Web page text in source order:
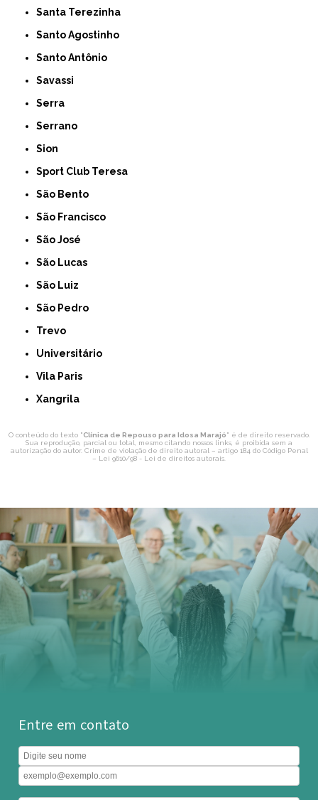
Santa Terezinha
Santo Agostinho
Santo Antônio
Savassi
Serra
Serrano
Sion
Sport Club Teresa
São Bento
São Francisco
São José
São Lucas
São Luiz
São Pedro
Trevo
Universitário
Vila Paris
Xangrila
O conteúdo do texto "Clínica de Repouso para Idosa Marajó" é de direito reservado.
Sua reprodução, parcial ou total, mesmo citando nossos links, é proibida sem a
autorização do autor. Crime de violação de direito autoral – artigo 184 do Código Penal
– Lei 9610/98 - Lei de direitos autorais
Entre em contato